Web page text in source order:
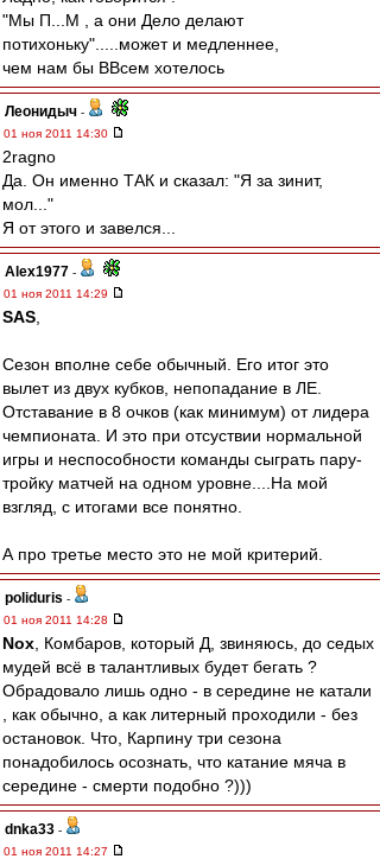
"Мы П...М , а они Дело делают
потихоньку".....может и медленнее,
чем нам бы ВВсем хотелось
Леонидыч -
01 ноя 2011 14:30
2ragno
Да. Он именно ТАК и сказал: "Я за зинит,
мол..."
Я от этого и завелся...
Alex1977 -
01 ноя 2011 14:29
SAS
Сезон вполне себе обычный. Его итог это
вылет из двух кубков, непопадание в ЛЕ.
Отставание в 8 очков (как минимум) от лидера
чемпионата. И это при отсуствии нормальной
игры и неспособности команды сыграть пару-
тройку матчей на одном уровне....На мой
взгляд, с итогами все понятно.
А про третье место это не мой критерий.
poliduris -
01 ноя 2011 14:28
Nox , Комбаров, который Д, звиняюсь, до седых
мудей всё в талантливых будет бегать ?
Обрадовало лишь одно - в середине не катали
, как обычно, а как литерный проходили - без
остановок. Что, Карпину три сезона
понадобилось осознать, что катание мяча в
середине - смерти подобно ?)))
dnka33 -
01 ноя 2011 14:27